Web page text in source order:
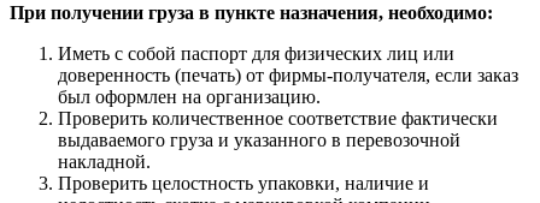
При получении груза в пункте назначения, необходимо:
Иметь с собой паспорт для физических лиц или
доверенность (печать) от фирмы-получателя, если заказ
был оформлен на организацию.
Проверить количественное соответствие фактически
выдаваемого груза и указанного в перевозочной
накладной.
Проверить целостность упаковки, наличие и